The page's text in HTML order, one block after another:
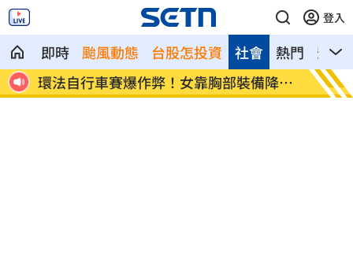
登入
即時 颱風動態 台股怎投資 熱門 影音
社會
他
環法自行車賽爆作弊！女靠胸部裝備降風
阻
學霸